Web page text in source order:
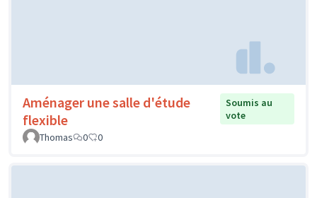
Aménager une salle d'étude
flexible
Soumis au
vote
Thomas
0 0